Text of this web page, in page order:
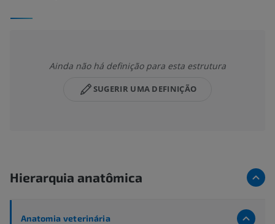
Ainda não há definição para esta estrutura
SUGERIR UMA DEFINIÇÃO
Hierarquia anatômica
Anatomia veterinária